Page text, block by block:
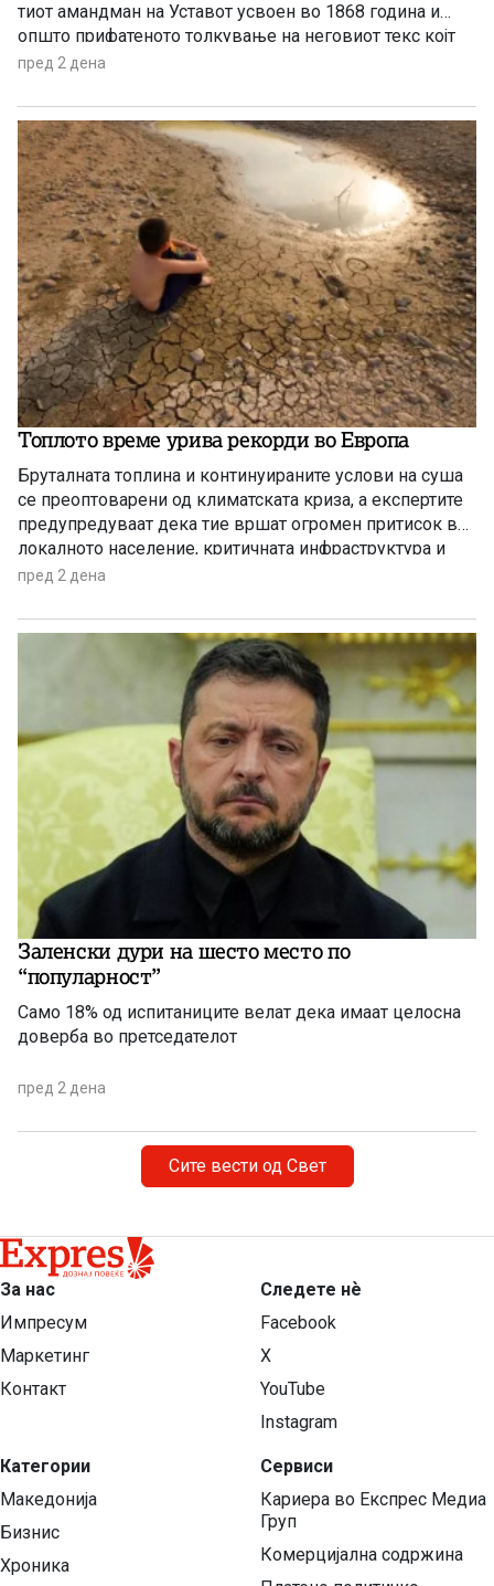
тиот амандман на Уставот усвоен во 1868 година и
општо прифатеното толкување на неговиот текс којт
гарантира државјанство на речиси секој роден во САД
пред 2 дена
Топлото време урива рекорди во Европа
Бруталната топлина и континуираните услови на суша
се преоптоварени од климатската криза, а експертите
предупредуваат дека тие вршат огромен притисок врз
локалното население, критичната инфраструктура и
дивиот свет низ целиот регион.
пред 2 дена
Заленски дури на шесто место по
“популарност”
Само 18% од испитаниците велат дека имаат целосна
доверба во претседателот
пред 2 дена
Сите вести од Свет
За нас
Импресум
Маркетинг
Контакт
Категории
Македонија
Бизнис
Хроника
Следете нѐ
Facebook
X
YouTube
Instagram
Сервиси
Кариера во Експрес Медиа
Груп
Комерцијална содржина